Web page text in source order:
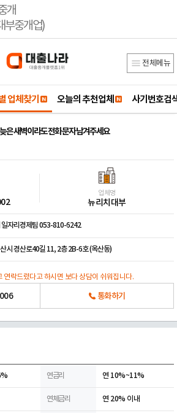
개
부중개업)
전체메뉴
업체찾기 오늘의 추천업체 사기번호검
늦은 새벽이라도 전화 문자 남겨주세요
업체명
뉴리치대부
일자리경제팀 053-810-6242
시 경산로40길 11, 2층 2B-6호 (옥산동)
연락드렸다고 하시면 보다 상담이 쉬워집니다.
통화하기
연금리 연 10%~11%
연체금리 연 20% 이내